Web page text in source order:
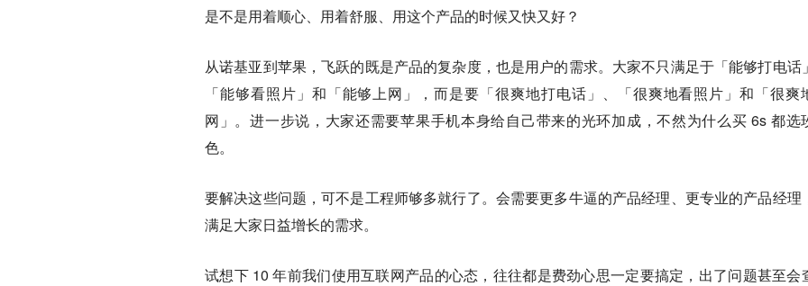
是不是用着顺心、用着舒服、用这个产品的时候又快又好？
从诺基亚到苹果，飞跃的既是产品的复杂度，也是用户的需求。大家不只满足于「能够打电话
「能够看照片」和「能够上网」，而是要「很爽地打电话」、「很爽地看照片」和「很爽
网」。进一步说，大家还需要苹果手机本身给自己带来的光环加成，不然为什么买 6s 都选
色。
要解决这些问题，可不是工程师够多就行了。会需要更多牛逼的产品经理、更专业的产品经理
满足大家日益增长的需求。
试想下 10 年前我们使用互联网产品的心态，往往都是费劲心思一定要搞定，出了问题甚至会